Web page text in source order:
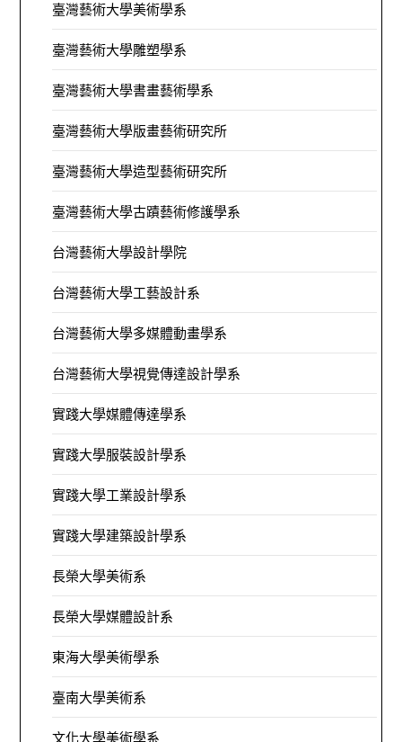
臺灣藝術大學美術學系
臺灣藝術大學雕塑學系
臺灣藝術大學書畫藝術學系
臺灣藝術大學版畫藝術研究所
臺灣藝術大學造型藝術研究所
臺灣藝術大學古蹟藝術修護學系
台灣藝術大學設計學院
台灣藝術大學工藝設計系
台灣藝術大學多媒體動畫學系
台灣藝術大學視覺傳達設計學系
實踐大學媒體傳達學系
實踐大學服裝設計學系
實踐大學工業設計學系
實踐大學建築設計學系
長榮大學美術系
長榮大學媒體設計系
東海大學美術學系
臺南大學美術系
文化大學美術學系